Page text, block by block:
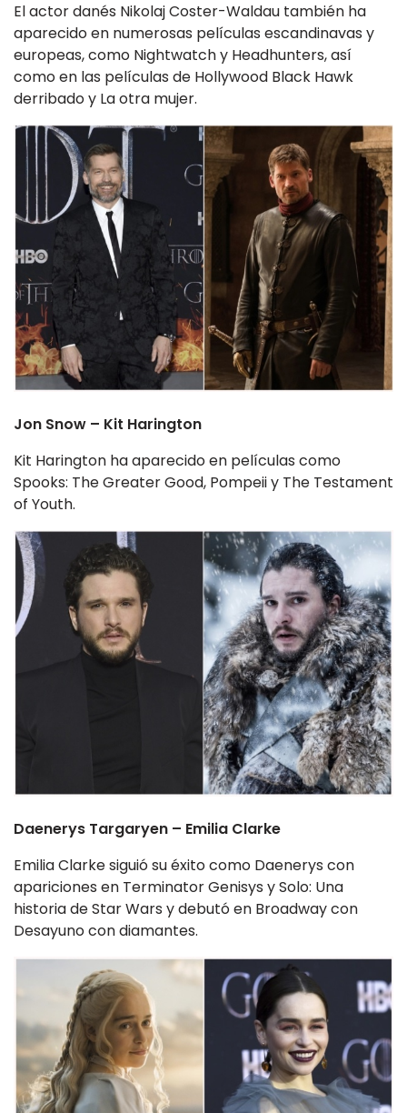
El actor danés Nikolaj Coster-Waldau también ha
aparecido en numerosas películas escandinavas y
europeas, como Nightwatch y Headhunters, así
como en las películas de Hollywood Black Hawk
derribado y La otra mujer.
Jon Snow – Kit Harington
Kit Harington ha aparecido en películas como
Spooks: The Greater Good, Pompeii y The Testament
of Youth.
Daenerys Targaryen – Emilia Clarke
Emilia Clarke siguió su éxito como Daenerys con
apariciones en Terminator Genisys y Solo: Una
historia de Star Wars y debutó en Broadway con
Desayuno con diamantes.